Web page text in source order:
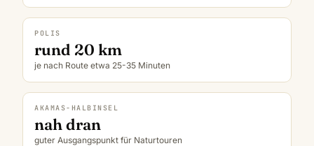
POLIS
rund 20 km
je nach Route etwa 25-35 Minuten
AKAMAS-HALBINSEL
nah dran
guter Ausgangspunkt für Naturtouren